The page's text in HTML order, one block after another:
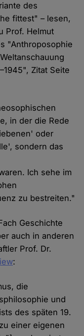
des
fittest" – lesen,
Prof. Helmut
"Anthroposophie
Zitat Seite
in der die Rede
oder
sondern das
Ich sehe im
zu bestreiten."
Geschichte
auch in anderen
Prof. Dr.
:
die
und
des späten 19.
einer eigenen